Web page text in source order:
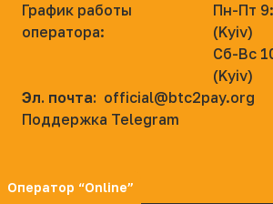
График работы
оператора:
Пн-Пт
(Kyiv)
Сб-Вс
(Kyiv)
Эл. почта: official@btc2pay.org
Поддержка Telegram
Оператор “Online”